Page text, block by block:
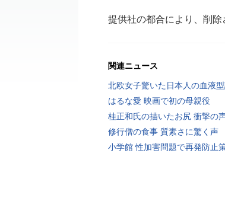
提供社の都合により、削除
関連ニュース
北欧女子驚いた日本人の血液
はるな愛 映画で初の母親役
桂正和氏の描いたお尻 衝撃の
修行僧の食事 質素さに驚く声
小学館 性加害問題で再発防止